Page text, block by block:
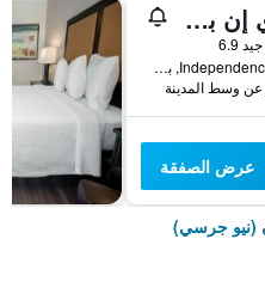
هوليداي إن برنسيتو ا باي آيتش جي
جيد 6.9
100 Independence Way, برينستون (نيو جرسي), NJ, الولايات المتحدة الأميريكية
عرض الصفقة
(نيو جرسي)